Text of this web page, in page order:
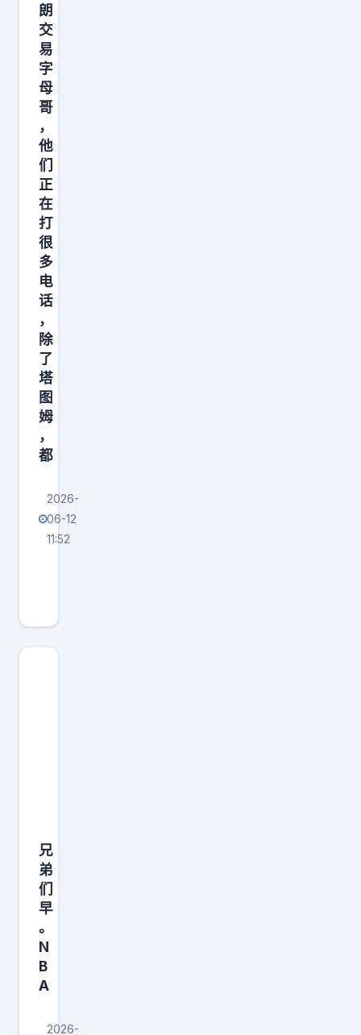
朗
交
易
字
母
哥
，
他
们
正
在
打
很
多
电
话
，
除
了
塔
图
姆
，
都
2026-
06-12
11:52
道
，
问
用
布
交
易
字
兄
弟
们
早
。
N
B
A
2026-